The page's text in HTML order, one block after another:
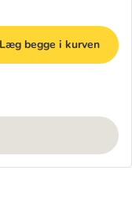
Læg begge i kurven